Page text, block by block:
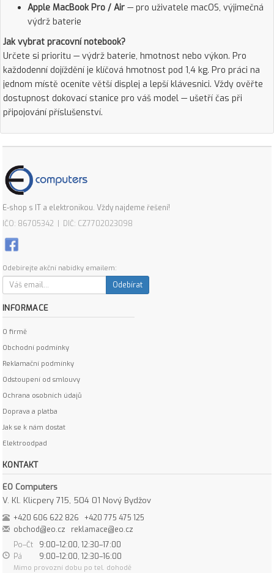
Apple MacBook Pro / Air — pro uživatele macOS, výjimečná
výdrž baterie
Jak vybrat pracovní notebook?
Určete si prioritu — výdrž baterie, hmotnost nebo výkon. Pro
každodenní dojíždění je klíčová hmotnost pod 1,4 kg. Pro práci na
jednom místě oceníte větší displej a lepší klávesnici. Vždy ověřte
dostupnost dokovací stanice pro váš model — ušetří čas při
připojování příslušenství.
E-shop s IT a elektronikou. Vždy najdeme řešení!
IČO: 86705342 | DIČ: CZ7702023098
Odebírejte akční nabídky emailem:
Odebírat
INFORMACE
O firmě
Obchodní podmínky
Reklamační podmínky
Odstoupení od smlouvy
Ochrana osobních údajů
Doprava a platba
Jak se k nám dostat
Elektroodpad
KONTAKT
EO Computers
V. Kl. Klicpery 715, 504 01 Nový Bydžov
+420 606 622 826
+420 775 475 125
obchod@eo.cz
reklamace@eo.cz
Po–Čt
9:00–12:00, 12:30–17:00
Pá
9:00–12:00, 12:30–16:00
Mimo provozní dobu po tel. dohodě